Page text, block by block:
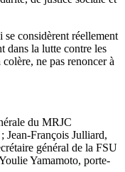
considèrent réellement
dans la lutte contre les
ne pas renoncer à
du MRJC
Jean-François Julliard,
général de la FSU
Yamamoto, porte-